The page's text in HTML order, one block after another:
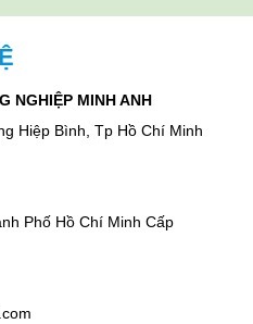
NGHIỆP MINH ANH
Hiệp Bình, Tp Hồ Chí Minh
Phố Hồ Chí Minh Cấp